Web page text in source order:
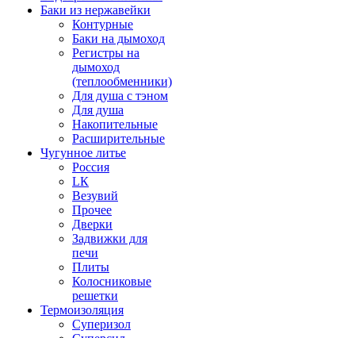
Баки из нержавейки
Контурные
Баки на дымоход
Регистры на
дымоход
(теплообменники)
Для душа с тэном
Для душа
Накопительные
Расширительные
Чугунное литье
Россия
LК
Везувий
Прочее
Дверки
Задвижки для
печи
Плиты
Колосниковые
решетки
Термоизоляция
Суперизол